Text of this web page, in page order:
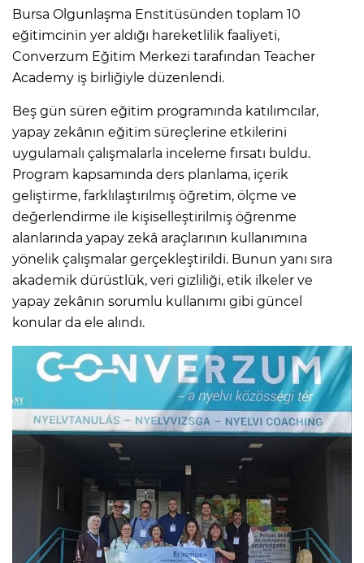
Bursa Olgunlaşma Enstitüsünden toplam 10
eğitimcinin yer aldığı hareketlilik faaliyeti,
Converzum Eğitim Merkezi tarafından Teacher
Academy iş birliğiyle düzenlendi.
Beş gün süren eğitim programında katılımcılar,
yapay zekânın eğitim süreçlerine etkilerini
uygulamalı çalışmalarla inceleme fırsatı buldu.
Program kapsamında ders planlama, içerik
geliştirme, farklılaştırılmış öğretim, ölçme ve
değerlendirme ile kişiselleştirilmiş öğrenme
alanlarında yapay zekâ araçlarının kullanımına
yönelik çalışmalar gerçekleştirildi. Bunun yanı sıra
akademik dürüstlük, veri gizliliği, etik ilkeler ve
yapay zekânın sorumlu kullanımı gibi güncel
konular da ele alındı.